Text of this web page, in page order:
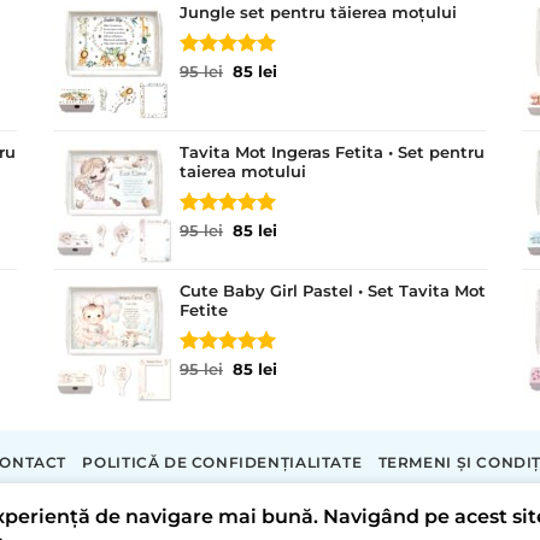
Jungle set pentru tăierea moțului
Evaluat la
95lei Prețul
95 lei.
85 leiPrețul
Tavita Mot Ingeras Fetita • Set pentru
taierea motului
Evaluat la
95lei Prețul
fost:
85 leiPrețul
85 lei.
Cute Baby Girl Pastel • Set Tavita Mot
Fetite
Evaluat la
95lei Prețul
85 leiPrețul
POLITICĂ DE CONFIDENȚIALITATE TERMENI ȘI
LORECRAFT S.R.L.
de navigare mai bună. Navigând pe acest